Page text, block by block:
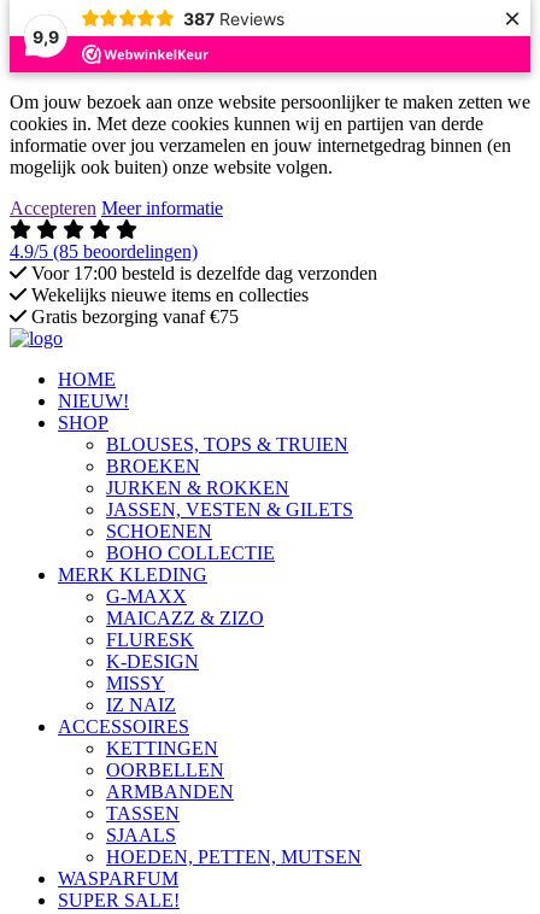
9,9
387 Reviews ×
Om jouw bezoek aan onze website persoonlijker te maken zetten we
cookies in. Met deze cookies kunnen wij en partijen van derde
informatie over jou verzamelen en jouw internetgedrag binnen (en
mogelijk ook buiten) onze website volgen.
Accepteren Meer informatie
4.9/5 (85 beoordelingen)
Voor 17:00 besteld is dezelfde dag verzonden
Wekelijks nieuwe items en collecties
Gratis bezorging vanaf €75
HOME
NIEUW!
SHOP
BLOUSES, TOPS & TRUIEN
BROEKEN
JURKEN & ROKKEN
JASSEN, VESTEN & GILETS
SCHOENEN
BOHO COLLECTIE
MERK KLEDING
G-MAXX
MAICAZZ & ZIZO
FLURESK
K-DESIGN
MISSY
IZ NAIZ
ACCESSOIRES
KETTINGEN
OORBELLEN
ARMBANDEN
TASSEN
SJAALS
HOEDEN, PETTEN, MUTSEN
WASPARFUM
SUPER SALE!